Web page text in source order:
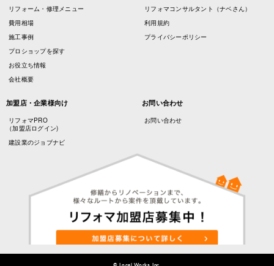
リフォーム・修理メニュー
費用相場
施工事例
プロショップを探す
お役立ち情報
会社概要
リフォマコンサルタント（ナベさん）
利用規約
プライバシーポリシー
加盟店・企業様向け
リフォマPRO
（加盟店ログイン)
建設業のジョブナビ
お問い合わせ
お問い合わせ